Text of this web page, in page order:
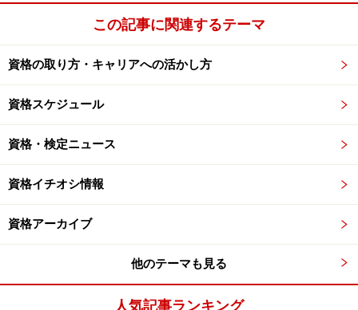
ていました。
金融業はシステムなくして成り立ちませんし、その優劣
特許には関心を持たざるを得ませんでした。
資格を取ったからと言って、弁理士になって、特許出願
ピュータ関係の知識と合わせて、「これからきっと役に
立つだろう」と思い資格取得を目指しました。
---いずれも難関資格ですが、特に「これは仕事に役に立
った」というものがあればご紹介いただけますか？ま
た、資格取得まで、資格取得後のエピソードなどがあれ
この記事に関連するテーマ
資格の取り方・キャリアへの活かし方
資格スケジュール
資格・検定ニュース
資格イチオシ情報
資格アーカイブ
他のテーマも見る
人気記事ランキング